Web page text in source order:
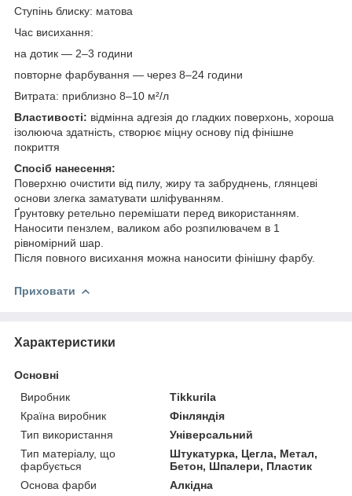
Ступінь блиску: матова
Час висихання:
на дотик — 2–3 години
повторне фарбування — через 8–24 години
Витрата: приблизно 8–10 м²/л
Властивості: відмінна адгезія до гладких поверхонь, хороша
ізолююча здатність, створює міцну основу під фінішне
покриття
Спосіб нанесення:
Поверхню очистити від пилу, жиру та забруднень, глянцеві
основи злегка заматувати шліфуванням.
Ґрунтовку ретельно перемішати перед використанням.
Наносити пензлем, валиком або розпилювачем в 1
рівномірний шар.
Після повного висихання можна наносити фінішну фарбу.
Приховати
Характеристики
Основні
Виробник
Tikkurila
Країна виробник
Фінляндія
Тип використання
Універсальний
Тип матеріалу, що
фарбується
Штукатурка, Цегла, Метал,
Бетон, Шпалери, Пластик
Основа фарби
Алкідна